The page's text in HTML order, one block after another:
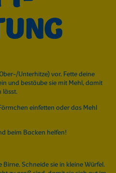
Unterhitze) vor. Fette deine
und bestäube sie mit Mehl, damit
lässt.
einfetten oder das Mehl
beim Backen helfen!
Schneide sie in kleine Würfel.